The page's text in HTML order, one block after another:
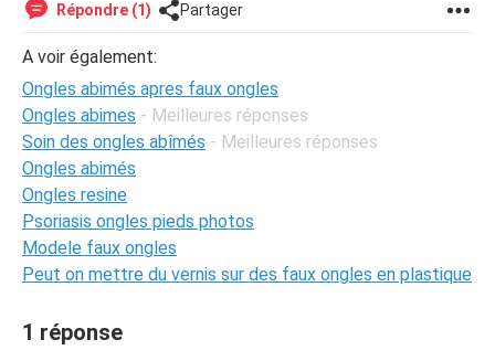
Répondre (1) Partager
A voir également:
Ongles abimés apres faux ongles
Ongles abimes - Meilleures réponses
Soin des ongles abîmés - Meilleures réponses
Ongles abimés
Ongles resine
Psoriasis ongles pieds photos
Modele faux ongles
Peut on mettre du vernis sur des faux ongles en plastique
1 réponse